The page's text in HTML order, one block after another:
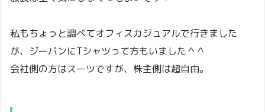
私もちょっと調べてオフィスカジュアルで行きました
が、ジーパンにTシャツって方もいました＾＾
会社側の方はスーツですが、株主側は超自由。